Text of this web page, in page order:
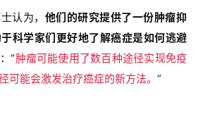
认为， 他们的研究提供了一份肿瘤抑
科学家们更好地了解癌症是如何逃避
“肿瘤可能使用了数百种途径实现免疫
可能会激发治疗癌症的新方法。 ”